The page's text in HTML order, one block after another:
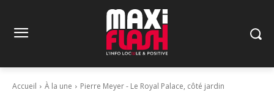
Accueil À la une Pierre Meyer - Le Royal Palace, côté jardin